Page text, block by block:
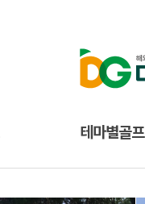
테마별골프